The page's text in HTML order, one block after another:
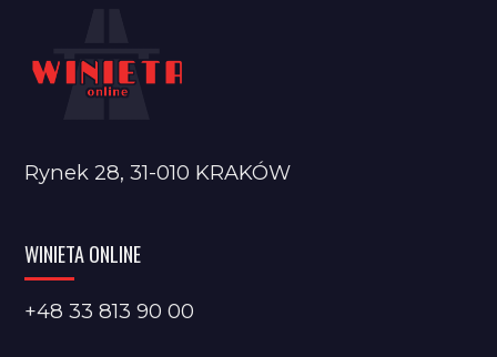
Rynek 28, 31-010 KRAKÓW
WINIETA ONLINE
+48 33 813 90 00